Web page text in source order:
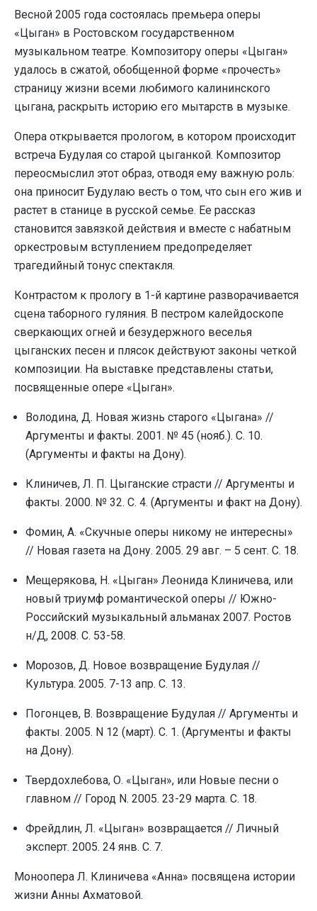
Весной 2005 года состоялась премьера оперы
«Цыган» в Ростовском государственном
музыкальном театре. Композитору оперы «Цыган»
удалось в сжатой, обобщенной форме «прочесть»
страницу жизни всеми любимого калининского
цыгана, раскрыть историю его мытарств в музыке.
Опера открывается прологом, в котором происходит
встреча Будулая со старой цыганкой. Композитор
переосмыслил этот образ, отводя ему важную роль:
она приносит Будулаю весть о том, что сын его жив и
растет в станице в русской семье. Ее рассказ
становится завязкой действия и вместе с набатным
оркестровым вступлением предопределяет
трагедийный тонус спектакля.
Контрастом к прологу в 1-й картине разворачивается
сцена таборного гуляния. В пестром калейдоскопе
сверкающих огней и безудержного веселья
цыганских песен и плясок действуют законы четкой
композиции. На выставке представлены статьи,
посвященные опере «Цыган».
Володина, Д. Новая жизнь старого «Цыгана» //
Аргументы и факты. 2001. № 45 (нояб.). С. 10.
(Аргументы и факты на Дону).
Клиничев, Л. П. Цыганские страсти // Аргументы и
факты. 2000. № 32. С. 4. (Аргументы и факт на Дону).
Фомин, А. «Скучные оперы никому не интересны»
// Новая газета на Дону. 2005. 29 авг. – 5 сент. С. 18.
Мещерякова, Н. «Цыган» Леонида Клиничева, или
новый триумф романтической оперы // Южно-
Российский музыкальный альманах 2007. Ростов
н/Д, 2008. С. 53-58.
Морозов, Д. Новое возвращение Будулая //
Культура. 2005. 7-13 апр. С. 13.
Погонцев, В. Возвращение Будулая // Аргументы и
факты. 2005. N 12 (март). С. 1. (Аргументы и факты
на Дону).
Твердохлебова, О. «Цыган», или Новые песни о
главном // Город N. 2005. 23-29 марта. С. 18.
Фрейдлин, Л. «Цыган» возвращается // Личный
эксперт. 2005. 24 янв. С. 7.
Моноопера Л. Клиничева «Анна» посвящена истории
жизни Анны Ахматовой.